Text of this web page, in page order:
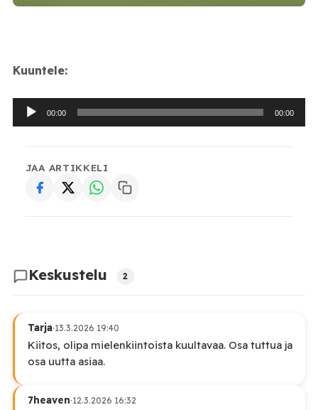
Kuuntele:
Äänitoistin
00:00 00:00
JAA ARTIKKELI
Keskustelu 2
Tarja·13.3.2026 19:40
Kiitos, olipa mielenkiintoista kuultavaa. Osa tuttua ja
osa uutta asiaa.
7heaven·12.3.2026 16:32